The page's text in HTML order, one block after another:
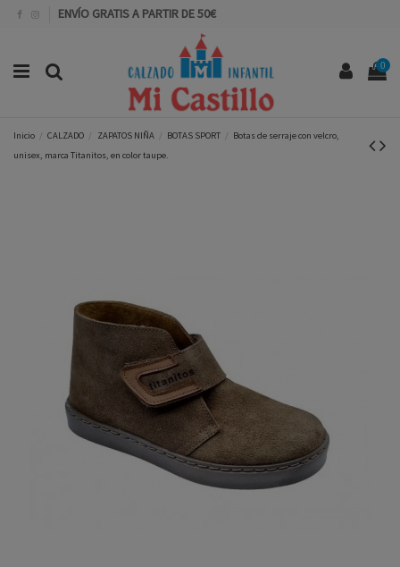
ENVÍO GRATIS A PARTIR DE 50€
0
Inicio CALZADO ZAPATOS NIÑA BOTAS SPORT
Botas de serraje con velcro,
unisex, marca Titanitos, en color taupe.